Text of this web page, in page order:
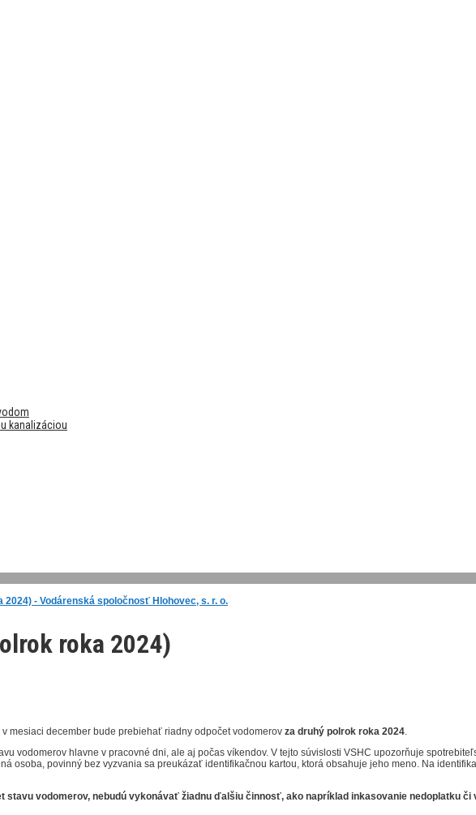
kanalizáciou
- Vodárenská spoločnosť Hlohovec, s. r. o.
roka 2024)
mesiaci december bude prebiehať riadny odpočet vodomerov za druhý polrok roka 2024.
vodomerov hlavne v pracovné dni, ale aj počas víkendov. V tejto súvislosti VSHC upozorňuje
osoba, povinný bez vyzvania sa preukázať identifikačnou kartou, ktorá obsahuje jeho meno. Na
stavu vodomerov, nebudú vykonávať žiadnu ďalšiu činnosť, ako napríklad inkasovanie nedoplatku